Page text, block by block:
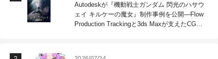
Autodeskが『機動戦士ガンダム 閃光のハサウ
ェイ キルケーの魔女』制作事例を公開―Flow
Production Trackingと3ds Maxが支えたCG制